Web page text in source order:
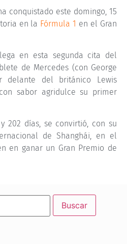
conquistado este domingo, 15
en la Fórmula 1 en el Gran
en esta segunda cita del
de Mercedes (con George
delante del británico Lewis
sabor agridulce su primer
202 días, se convirtió, con su
de Shanghái, en el
en ganar un Gran Premio de